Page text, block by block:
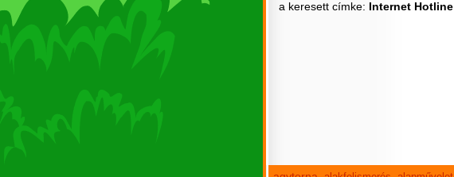
a keresett címke: Internet Hotline